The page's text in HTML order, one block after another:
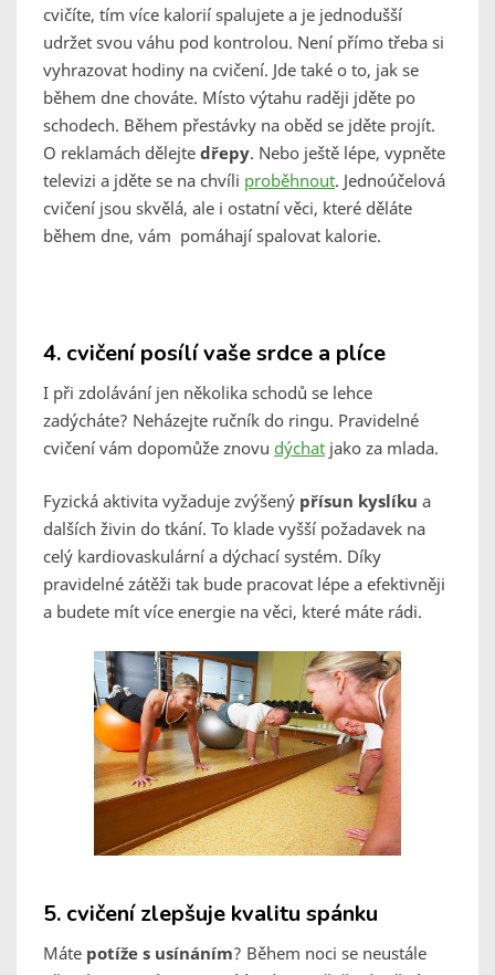
cvičíte, tím více kalorií spalujete a je jednodušší
udržet svou váhu pod kontrolou. Není přímo třeba si
vyhrazovat hodiny na cvičení. Jde také o to, jak se
během dne chováte. Místo výtahu raději jděte po
schodech. Během přestávky na oběd se jděte projít.
O reklamách dělejte dřepy. Nebo ještě lépe, vypněte
televizi a jděte se na chvíli proběhnout. Jednoúčelová
cvičení jsou skvělá, ale i ostatní věci, které děláte
během dne, vám pomáhají spalovat kalorie.
4. cvičení posílí vaše srdce a plíce
I při zdolávání jen několika schodů se lehce
zadýcháte? Neházejte ručník do ringu. Pravidelné
cvičení vám dopomůže znovu dýchat jako za mlada.
Fyzická aktivita vyžaduje zvýšený přísun kyslíku a
dalších živin do tkání. To klade vyšší požadavek na
celý kardiovaskulární a dýchací systém. Díky
pravidelné zátěži tak bude pracovat lépe a efektivněji
a budete mít více energie na věci, které máte rádi.
5. cvičení zlepšuje kvalitu spánku
Máte potíže s usínáním? Během noci se neustále